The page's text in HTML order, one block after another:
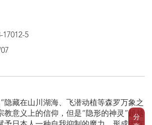
分
17012-5
隐藏在山川湖海、飞潜动植等森罗万象之
教意义上的信仰，但是“隐形的神灵”超越